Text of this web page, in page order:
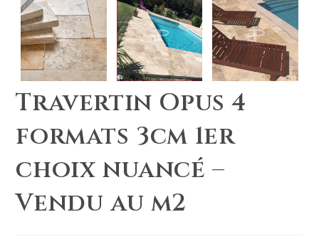
Travertin Opus 4
formats 3cm 1er
choix nuancé –
Vendu au m2